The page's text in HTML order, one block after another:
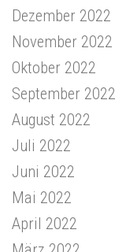
Dezember 2022
November 2022
Oktober 2022
September 2022
August 2022
Juli 2022
Juni 2022
Mai 2022
April 2022